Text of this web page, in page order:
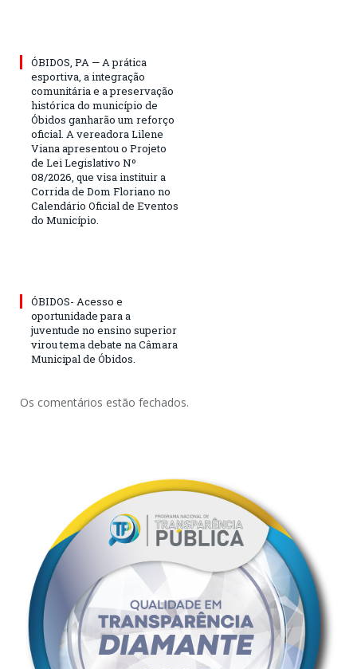
ÓBIDOS, PA — A prática
esportiva, a integração
comunitária e a preservação
histórica do município de
Óbidos ganharão um reforço
oficial. A vereadora Lilene
Viana apresentou o Projeto
de Lei Legislativo Nº
08/2026, que visa instituir a
Corrida de Dom Floriano no
Calendário Oficial de Eventos
do Município.
ÓBIDOS- Acesso e
oportunidade para a
juventude no ensino superior
virou tema debate na Câmara
Municipal de Óbidos.
Os comentários estão fechados.